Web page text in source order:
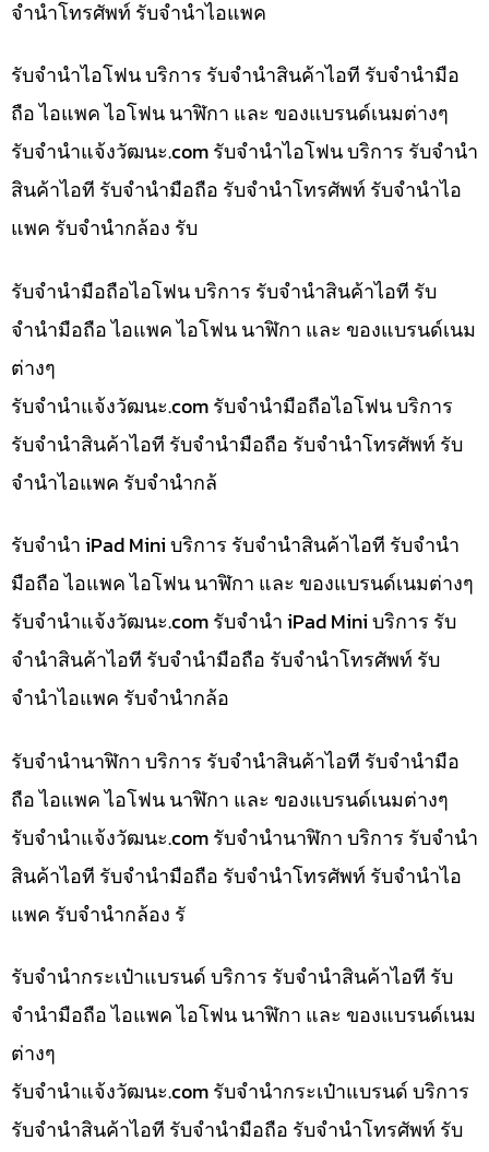
จำนำโทรศัพท์ รับจำนำไอแพค
รับจำนำไอโฟน บริการ รับจำนำสินค้าไอที รับจำนำมือ
ถือ ไอแพค ไอโฟน นาฬิกา และ ของแบรนด์เนมต่างๆ
รับจํานําแจ้งวัฒนะ.com รับจำนำไอโฟน บริการ รับจำนำ
สินค้าไอที รับจำนำมือถือ รับจำนำโทรศัพท์ รับจำนำไอ
แพค รับจำนำกล้อง รับ
รับจำนำมือถือไอโฟน บริการ รับจำนำสินค้าไอที รับ
จำนำมือถือ ไอแพค ไอโฟน นาฬิกา และ ของแบรนด์เนม
ต่างๆ
รับจํานําแจ้งวัฒนะ.com รับจำนำมือถือไอโฟน บริการ
รับจำนำสินค้าไอที รับจำนำมือถือ รับจำนำโทรศัพท์ รับ
จำนำไอแพค รับจำนำกล้
รับจำนำ iPad Mini บริการ รับจำนำสินค้าไอที รับจำนำ
มือถือ ไอแพค ไอโฟน นาฬิกา และ ของแบรนด์เนมต่างๆ
รับจํานําแจ้งวัฒนะ.com รับจำนำ iPad Mini บริการ รับ
จำนำสินค้าไอที รับจำนำมือถือ รับจำนำโทรศัพท์ รับ
จำนำไอแพค รับจำนำกล้อ
รับจำนำนาฬิกา บริการ รับจำนำสินค้าไอที รับจำนำมือ
ถือ ไอแพค ไอโฟน นาฬิกา และ ของแบรนด์เนมต่างๆ
รับจํานําแจ้งวัฒนะ.com รับจำนำนาฬิกา บริการ รับจำนำ
สินค้าไอที รับจำนำมือถือ รับจำนำโทรศัพท์ รับจำนำไอ
แพค รับจำนำกล้อง รั
รับจำนำกระเป๋าแบรนด์ บริการ รับจำนำสินค้าไอที รับ
จำนำมือถือ ไอแพค ไอโฟน นาฬิกา และ ของแบรนด์เนม
ต่างๆ
รับจํานําแจ้งวัฒนะ.com รับจำนำกระเป๋าแบรนด์ บริการ
รับจำนำสินค้าไอที รับจำนำมือถือ รับจำนำโทรศัพท์ รับ